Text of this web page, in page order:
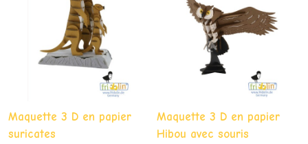
Maquette 3 D en papier
suricates
Maquette 3 D en papier
Hibou avec souris